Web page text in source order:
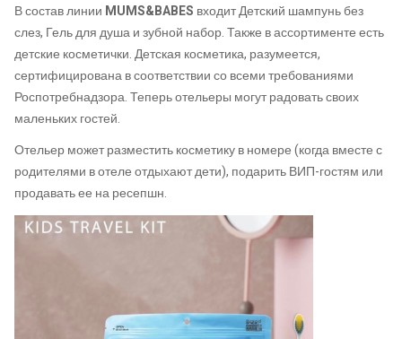
В состав линии MUMS&BABES входит Детский шампунь без
слез, Гель для душа и зубной набор. Также в ассортименте есть
детские косметички. Детская косметика, разумеется,
сертифицирована в соответствии со всеми требованиями
Роспотребнадзора. Теперь отельеры могут радовать своих
маленьких гостей.
Отельер может разместить косметику в номере (когда вместе с
родителями в отеле отдыхают дети), подарить ВИП-гостям или
продавать ее на ресепшн.